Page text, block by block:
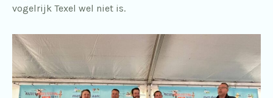
vogelrijk Texel wel niet is.